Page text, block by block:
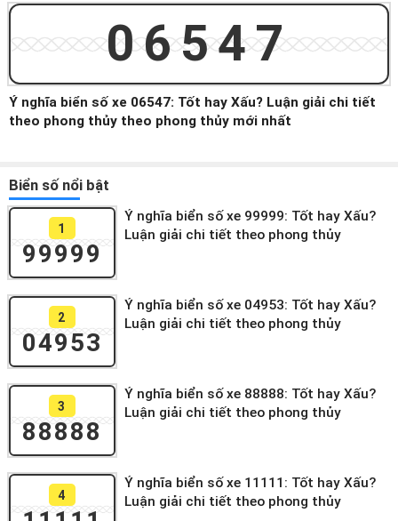
06547
Ý nghĩa biển số xe 06547: Tốt hay Xấu? Luận giải chi tiết
theo phong thủy theo phong thủy mới nhất
Biển số nổi bật
1
99999
Ý nghĩa biển số xe 99999: Tốt hay Xấu?
Luận giải chi tiết theo phong thủy
2
04953
Ý nghĩa biển số xe 04953: Tốt hay Xấu?
Luận giải chi tiết theo phong thủy
3
88888
Ý nghĩa biển số xe 88888: Tốt hay Xấu?
Luận giải chi tiết theo phong thủy
4
Ý nghĩa biển số xe 11111: Tốt hay Xấu?
Luận giải chi tiết theo phong thủy